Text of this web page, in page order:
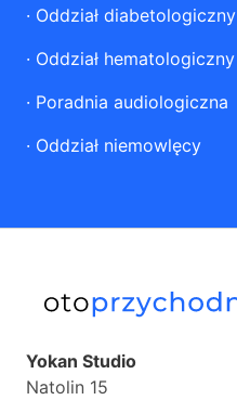
· Oddział diabetologiczny
· Oddział hematologiczny
· Poradnia audiologiczna
· Oddział niemowlęcy
Yokan Studio
Natolin 15